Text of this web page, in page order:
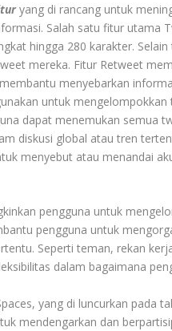
yang di rancang untuk
Salah satu fitur utama
hingga 280 karakter.
mereka. Fitur Retweet
menyebarkan
untuk
dapat menemukan semua
diskusi global atau tren
menyebut atau menandai
pengguna untuk
pengguna untuk
Seperti teman, rekan
dalam bagaimana
yang di luncurkan pada
mendengarkan dan